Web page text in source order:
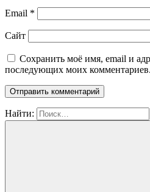
Email *
Сайт
Сохранить моё имя, email и
последующих моих комментариев.
Найти: